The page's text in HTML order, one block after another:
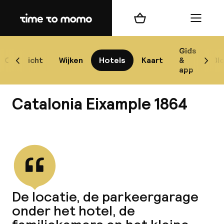
Home
Overzicht Wijken Hotels Kaart
Gids
&
app
Scroll naar links
Winkelmand Menu
Catalonia Eixample 1864
De locatie, de parkeergarage
onder het hotel, de